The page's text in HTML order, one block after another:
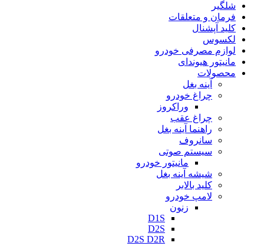
شلگیر
فرمان و متعلقات
کلید آپشنال
لکسوس
لوازم مصرفی خودرو
مانیتور هیوندای
محصولات
آینه بغل
چراغ خودرو
وراکروز
چراغ عقب
راهنما آینه بغل
سانروف
سیستم صوتی
مانیتور خودرو
شیشه آینه بغل
کلید بالابر
لامپ خودرو
زنون
D1S
D2S
D2S D2R